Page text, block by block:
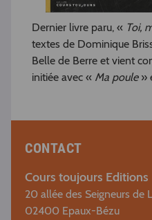
Dernier livre paru, « Toi,
textes de Dominique
Belle de Berre et vient
initiée avec « Ma poule»
CONTACT
Cours toujours Editions
20 allée des Seigneurs de
02400 Epaux-Bézu